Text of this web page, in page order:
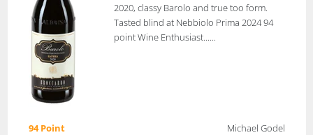
2020, classy Barolo and true too form.
Tasted blind at Nebbiolo Prima 2024 94
point Wine Enthusiast......
94 Point
Michael Godel